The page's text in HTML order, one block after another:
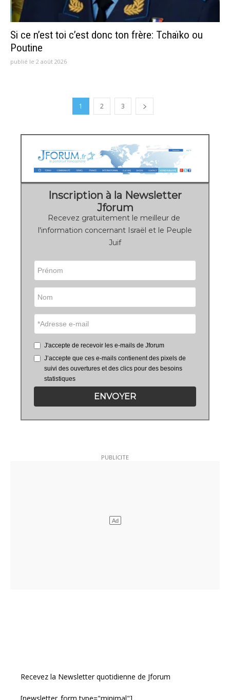
Si ce n’est toi c’est donc ton frère: Tchaïko ou
Poutine
publié le 2 août 2026
1 2 3
Inscription à la Newsletter
Jforum
Recevez gratuitement le meilleur de
l'information concernant Israël et le Peuple
Juif
J'accepte de recevoir les e-mails de Jforum
J’accepte que ces e-mails contienent des pixels de
suivi des ouvertures et des clics pour des besoins
statistiques
ENVOYER
Recevez la Newsletter quotidienne de Jforum